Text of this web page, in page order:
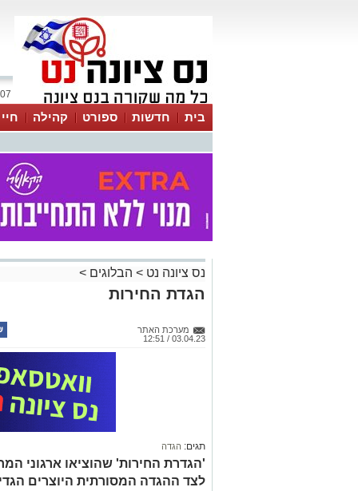
07 אוגוסט 2026 / 23:48
בית חדשות ספורט קהילה
נס ציונה נט > הבלוגים >
הגדת החירות
מערכת האתר
03.04.23 / 12:51
תגים: הגדה
'הגדרת החירות' שהוציאו ארגוני
לצד ההגדה המסורתית היוצרים